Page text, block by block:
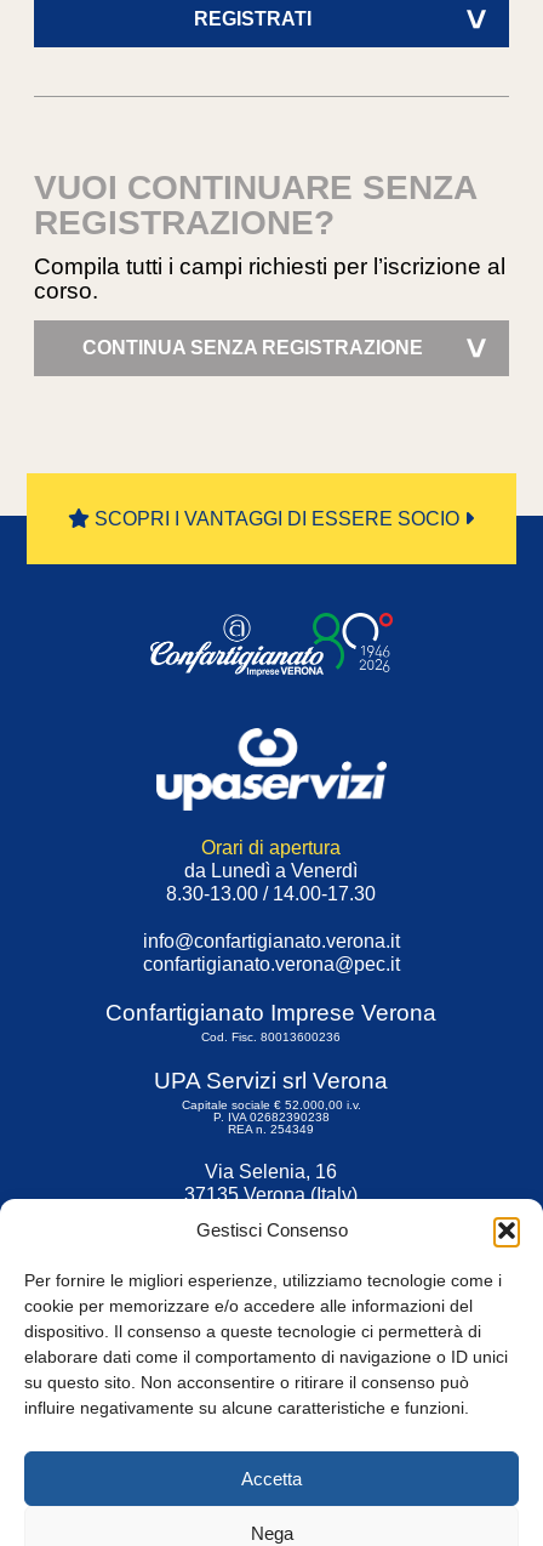
Gestisci Consenso
Per fornire le migliori esperienze, utilizziamo tecnologie come i
cookie per memorizzare e/o accedere alle informazioni del
dispositivo. Il consenso a queste tecnologie ci permetterà di
elaborare dati come il comportamento di navigazione o ID unici
su questo sito. Non acconsentire o ritirare il consenso può
influire negativamente su alcune caratteristiche e funzioni.
Accetta
Nega
REGISTRATI >
VUOI CONTINUARE SENZA
REGISTRAZIONE?
Compila tutti i campi richiesti per l’iscrizione al
corso.
CONTINUA SENZA REGISTRAZIONE >
SCOPRI I VANTAGGI DI ESSERE SOCIO
Orari di apertura
da Lunedì a Venerdì
8.30-13.00 / 14.00-17.30
info@confartigianato.verona.it
confartigianato.verona@pec.it
Confartigianato Imprese Verona
Cod. Fisc. 80013600236
UPA Servizi srl Verona
Capitale sociale € 52.000,00 i.v.
P. IVA 02682390238
REA n. 254349
Via Selenia, 16
37135 Verona (Italy)
Fax 045 9211599
© Tutti i diritti riservati